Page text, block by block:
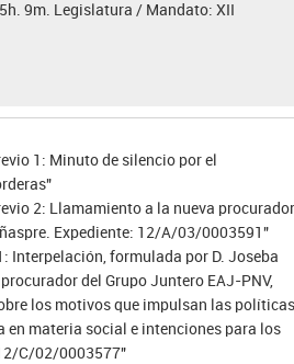
9m. Legislatura / Mandato: XII
1: Minuto de silencio por el
2: Llamamiento a la nueva
Expediente: 12/A/03/0003591"
Interpelación, formulada por D. Joseba
del Grupo Juntero EAJ-PNV,
los motivos que impulsan las políticas
en materia social e intenciones para los
C/02/0003577"